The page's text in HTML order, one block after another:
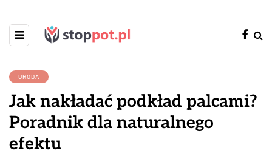
URODA
Jak nakładać podkład palcami?
Poradnik dla naturalnego
efektu